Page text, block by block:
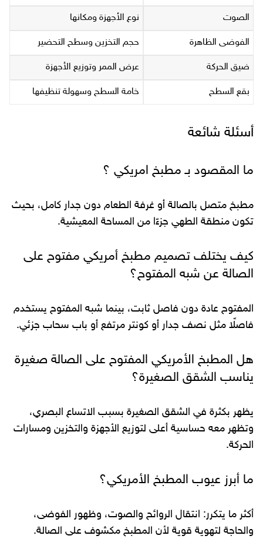
الصوت نوع الأجهزة ومكانها
الفوضى الظاهرة حجم التخزين وسطح التحضير
ضيق الحركة عرض الممر وتوزيع الأجهزة
بقع السطح خامة السطح وسهولة تنظيفها
أسئلة شائعة
ما المقصود بـ مطبخ امريكي ؟
مطبخ متصل بالصالة أو غرفة الطعام دون جدار كامل، بحيث
تكون منطقة الطهي جزءًا من المساحة المعيشية.
كيف يختلف تصميم مطبخ أمريكي مفتوح على
الصالة عن شبه المفتوح؟
المفتوح عادة دون فاصل ثابت، بينما شبه المفتوح يستخدم
فاصلًا مثل نصف جدار أو كونتر مرتفع أو باب سحاب جزئي.
هل المطبخ الأمريكي المفتوح على الصالة صغيرة
يناسب الشقق الصغيرة؟
يظهر بكثرة في الشقق الصغيرة بسبب الاتساع البصري،
وتظهر معه حساسية أعلى لتوزيع الأجهزة والتخزين ومسارات
الحركة.
ما أبرز عيوب المطبخ الأمريكي؟
أكثر ما يتكرر: انتقال الروائح والصوت، وظهور الفوضى،
والحاجة لتهوية قوية لأن المطبخ مكشوف على الصالة.